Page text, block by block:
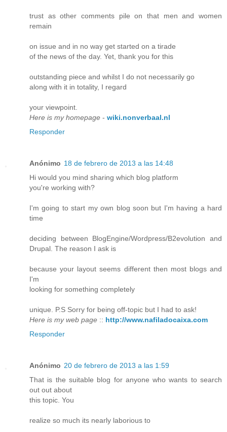
trust as other comments pile on that men and women
remain
on issue and in no way get started on a tirade
of the news of the day. Yet, thank you for this
outstanding piece and whilst I do not necessarily go
along with it in totality, I regard
your viewpoint.
Here is my homepage - wiki.nonverbaal.nl
Responder
Anónimo 18 de febrero de 2013 a las 14:48
Hi would you mind sharing which blog platform
you're working with?
I'm going to start my own blog soon but I'm having a hard
time
deciding between BlogEngine/Wordpress/B2evolution and
Drupal. The reason I ask is
because your layout seems different then most blogs and
I'm
looking for something completely
unique. P.S Sorry for being off-topic but I had to ask!
Here is my web page :: http://www.nafiladocaixa.com
Responder
Anónimo 20 de febrero de 2013 a las 1:59
That is the suitable blog for anyone who wants to search
out out about
this topic. You
realize so much its nearly laborious to